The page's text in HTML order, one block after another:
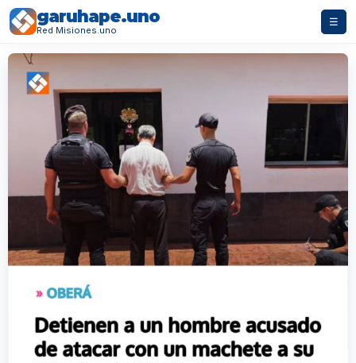
garuhape.uno
Red Misiones.uno
☰